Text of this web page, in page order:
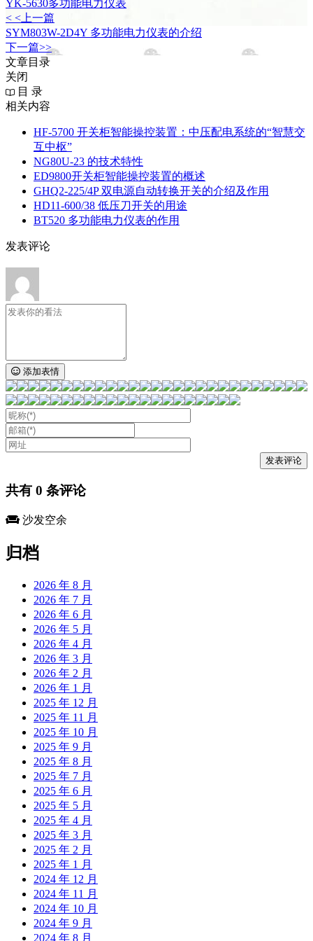
YK-5630多功能电力仪表
< <上一篇
SYM803W-2D4Y 多功能电力仪表的介绍
下一篇>>
文章目录
关闭
目 录
相关内容
HF-5700 开关柜智能操控装置：中压配电系统的“智慧交
互中枢”
NG80U-23 的技术特性
ED9800开关柜智能操控装置的概述
GHQ2-225/4P 双电源自动转换开关的介绍及作用
HD11-600/38 低压刀开关的用途
BT520 多功能电力仪表的作用
发表评论
添加表情
共有 0 条评论
沙发空余
归档
2026 年 8 月
2026 年 7 月
2026 年 6 月
2026 年 5 月
2026 年 4 月
2026 年 3 月
2026 年 2 月
2026 年 1 月
2025 年 12 月
2025 年 11 月
2025 年 10 月
2025 年 9 月
2025 年 8 月
2025 年 7 月
2025 年 6 月
2025 年 5 月
2025 年 4 月
2025 年 3 月
2025 年 2 月
2025 年 1 月
2024 年 12 月
2024 年 11 月
2024 年 10 月
2024 年 9 月
2024 年 8 月